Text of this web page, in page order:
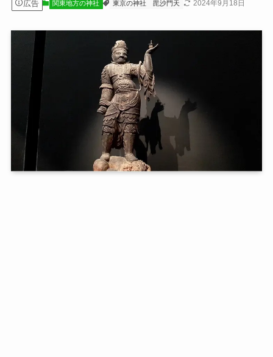
広告 関東地方の神社 東京の神社 毘沙門天 2024年9月18日